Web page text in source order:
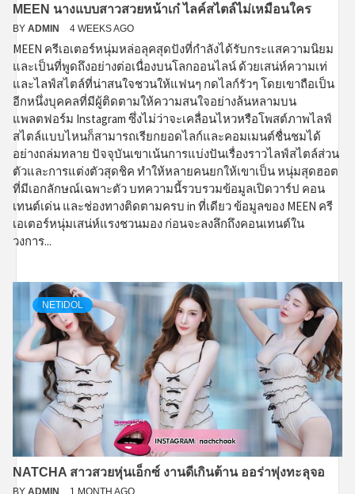
MEEN นางแบบสาวสวยหน้าเก๋ ไลค์สไตล์ไม่เหมือนใคร
BY ADMIN 4 WEEKS AGO
MEEN ครีเอเตอร์หนุ่มหล่อลุคสุดปังที่กำลังได้รับกระแสความนิยม
และเป็นที่พูดถึงอย่างต่อเนื่องบนโลกออนไลน์ ด้วยเสน่ห์ความเท่
และไลฟ์สไตล์ที่น่าสนใจชวนให้แฟนๆ กดไลก์รัวๆ โดยเขาถือเป็น
อีกหนึ่งบุคคลที่มีผู้ติดตามให้ความสนใจอย่างล้นหลามบน
แพลตฟอร์ม Instagram ซึ่งไม่ว่าจะเคลื่อนไหวหรือโพสต์ภาพไลฟ์
สไตล์แบบไหนก็สามารถเรียกยอดไลก์และคอมเมนต์ชื่นชมได้
อย่างถล่มทลาย ปัจจุบันเขาเน้นการแบ่งปันเรื่องราวไลฟ์สไตล์ส่วน
ตัวและการแต่งตัวสุดชิค ทำให้หลายคนยกให้เขาเป็น หนุ่มสุดฮอต
ที่มีเอกลักษณ์เฉพาะตัว บทความนี้รวบรวมข้อมูลเปิดวาร์ป คอน
เทนต์เด่น และช่องทางติดตามครบ in ที่เดียว ข้อมูลของ MEEN ครี
เอเตอร์หนุ่มเสน่ห์แรงชวนมอง ก่อนจะลงลึกถึงคอนเทนต์ใน
วงการ...
NETIDOL
NATCHA สาวสวยหุ่นเอ็กซ์ งานดีเกินต้าน ออร่าพุ่งทะลุจอ
BY ADMIN 1 MONTH AGO